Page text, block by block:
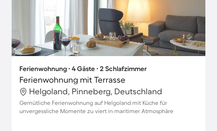
Ferienwohnung ∙ 4 Gäste ∙ 2 Schlafzimmer
Ferienwohnung mit Terrasse
Helgoland, Pinneberg, Deutschland
Gemütliche Ferienwohnung auf Helgoland mit Küche für
unvergessliche Momente zu viert in maritimer Atmosphäre